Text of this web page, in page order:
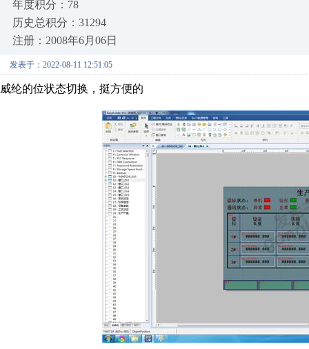
年度积分：78
历史总积分：31294
注册：2008年6月06日
发表于：2022-08-11 12:51:05
威纶的位状态切换，挺方便的